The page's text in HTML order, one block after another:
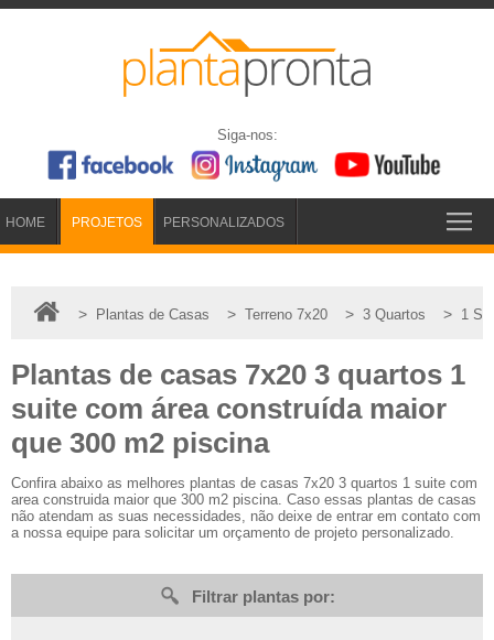
Siga-nos:
HOME PROJETOS PERSONALIZADOS
> Plantas de Casas > Terreno 7x20 > 3 Quartos > 1
Plantas de casas 7x20 3 quartos 1
suite com área construída maior
que 300 m2 piscina
Confira abaixo as melhores plantas de casas 7x20 3 quartos 1 suite com
area construida maior que 300 m2 piscina. Caso essas plantas de casas
não atendam as suas necessidades, não deixe de entrar em contato com
a nossa equipe para solicitar um orçamento de projeto personalizado.
Filtrar plantas por: